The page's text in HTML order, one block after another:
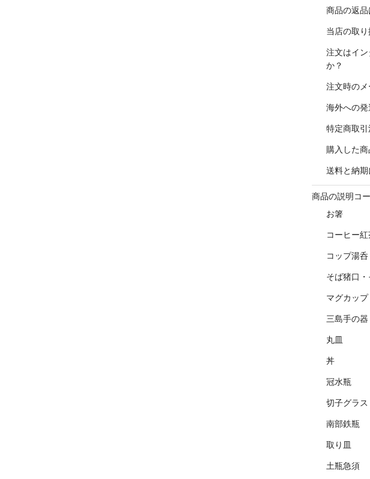
商品の返
当店の取
注文はイ
か？
注文時の
海外への
特定商取引
購入した
送料と納
商品の説明コ
お箸
コーヒー
コップ湯呑
そば猪口
マグカップ
三島手の器
丸皿
丼
冠水瓶
切子グラス
南部鉄瓶
取り皿
土瓶急須